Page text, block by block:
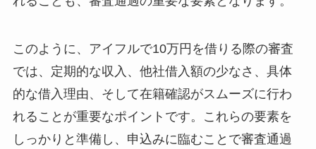
このように、アイフルで10万円を借りる際の審査
では、定期的な収入、他社借入額の少なさ、具体
的な借入理由、そして在籍確認がスムーズに行わ
れることが重要なポイントです。これらの要素を
しっかりと準備し、申込みに臨むことで審査通過